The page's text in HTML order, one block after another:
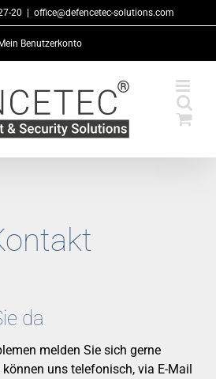
20 office@defencetec-solutions.com
Mein Benutzerkonto
da
melden Sie sich gerne
uns telefonisch, via E-Mail